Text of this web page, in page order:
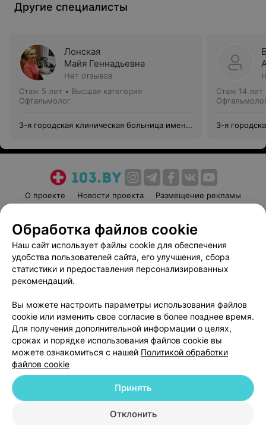
Другие специалисты
Лонская
Майя Геннадьевна
Нет отзывов
Стаж 5 лет • Высшая категория
Офтальмолог
3-я городская клиническая больница имени
Стаж 14 лет
3-я
О проекте Новости проекта
Размещение рекламы
Пользовательское соглашение
Способы оплаты
Вакансии
Партнеры
Написать руководителю 103.by
Обработка персональных данных
© 2026 ООО «Артокс Лаб», УНП 191700409
| 220012, Республика Беларусь,
Обработка файлов cookie
Наш сайт использует файлы cookie для обеспечения
удобства пользователей сайта, его улучшения, сбора
статистики и предоставления персонализированных
рекомендаций.
Вы можете настроить параметры использования файлов
cookie или изменить свое согласие в более позднее время.
Для получения дополнительной информации о целях,
сроках и порядке использования файлов cookie вы
можете ознакомиться с нашей Политикой обработки
файлов cookie
Отклонить
Принять